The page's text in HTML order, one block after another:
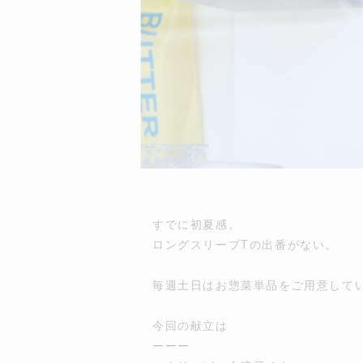
すでに初夏感。
ロングスリーブTの出番がない。
毎週土日はお惣菜単品をご用意して
今回の献立は
ーーー